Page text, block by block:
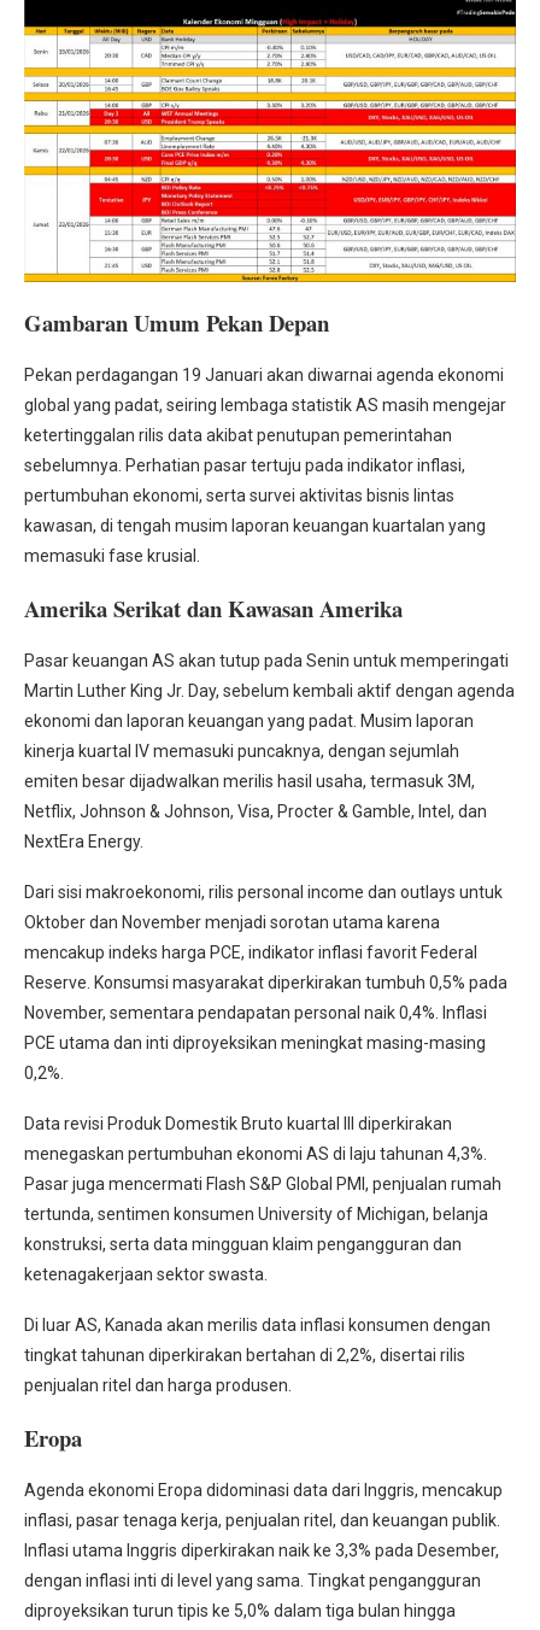
Gambaran Umum Pekan Depan
Pekan perdagangan 19 Januari akan diwarnai agenda ekonomi
global yang padat, seiring lembaga statistik AS masih mengejar
ketertinggalan rilis data akibat penutupan pemerintahan
sebelumnya. Perhatian pasar tertuju pada indikator inflasi,
pertumbuhan ekonomi, serta survei aktivitas bisnis lintas
kawasan, di tengah musim laporan keuangan kuartalan yang
memasuki fase krusial.
Amerika Serikat dan Kawasan Amerika
Pasar keuangan AS akan tutup pada Senin untuk memperingati
Martin Luther King Jr. Day, sebelum kembali aktif dengan agenda
ekonomi dan laporan keuangan yang padat. Musim laporan
kinerja kuartal IV memasuki puncaknya, dengan sejumlah
emiten besar dijadwalkan merilis hasil usaha, termasuk 3M,
Netflix, Johnson & Johnson, Visa, Procter & Gamble, Intel, dan
NextEra Energy.
Dari sisi makroekonomi, rilis personal income dan outlays untuk
Oktober dan November menjadi sorotan utama karena
mencakup indeks harga PCE, indikator inflasi favorit Federal
Reserve. Konsumsi masyarakat diperkirakan tumbuh 0,5% pada
November, sementara pendapatan personal naik 0,4%. Inflasi
PCE utama dan inti diproyeksikan meningkat masing-masing
0,2%.
Data revisi Produk Domestik Bruto kuartal III diperkirakan
menegaskan pertumbuhan ekonomi AS di laju tahunan 4,3%.
Pasar juga mencermati Flash S&P Global PMI, penjualan rumah
tertunda, sentimen konsumen University of Michigan, belanja
konstruksi, serta data mingguan klaim pengangguran dan
ketenagakerjaan sektor swasta.
Di luar AS, Kanada akan merilis data inflasi konsumen dengan
tingkat tahunan diperkirakan bertahan di 2,2%, disertai rilis
penjualan ritel dan harga produsen.
Eropa
Agenda ekonomi Eropa didominasi data dari Inggris, mencakup
inflasi, pasar tenaga kerja, penjualan ritel, dan keuangan publik.
Inflasi utama Inggris diperkirakan naik ke 3,3% pada Desember,
dengan inflasi inti di level yang sama. Tingkat pengangguran
diproyeksikan turun tipis ke 5,0% dalam tiga bulan hingga